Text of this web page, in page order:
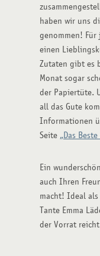
haben wir uns
genommen!
einen
Zutaten gibt es
Monat sogar
der Papiertüte.
all das Gute
Informationen
Seite „Das
Ein
auch Ihren
macht! Ideal als
Tante Emma
der Vorrat